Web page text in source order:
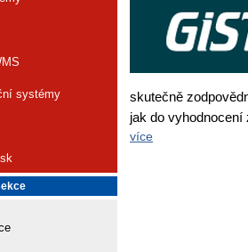
systémy
skutečně
jak do
více